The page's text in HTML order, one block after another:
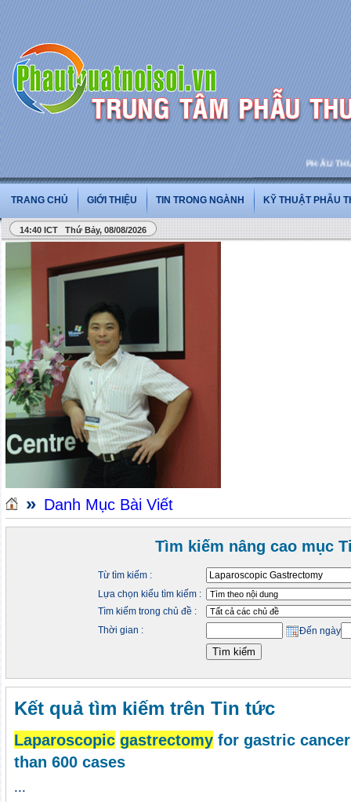
PHẪU
TRANG CHỦ GIỚI THIỆU TIN TRONG NGÀNH KỸ THUẬT PHẪU
14:40 ICT Thứ Bảy, 08/08/2026
» Danh Mục Bài Viết
Tìm kiếm nâng cao mục
Từ tìm kiếm :
Lựa chọn kiểu tìm kiếm :
Tìm kiếm trong chủ đề :
Thời gian :
Đến ngày
Kết quả tìm kiếm trên Tin tức
Laparoscopic gastrectomyfor gastric
than 600 cases
...